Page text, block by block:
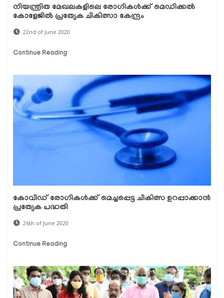
നിയന്ത്രിത മേഖലകളിലെ രോഗികള്‍ക്ക് മെഡിക്കല്‍
കോളേജില്‍ പ്രത്യേക ചികിത്സാ കേന്ദ്രം
22nd of June 2020
Continue Reading
കോവിഡ് രോഗികള്‍ക്ക് മെച്ചപ്പെട്ട ചികിത്സ ഉറപ്പാക്കാന്‍
പ്രത്യേക പദ്ധതി
26th of June 2020
Continue Reading